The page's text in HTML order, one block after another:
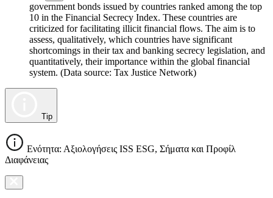
government bonds issued by countries ranked among the top
10 in the Financial Secrecy Index. These countries are
criticized for facilitating illicit financial flows. The aim is to
assess, qualitatively, which countries have significant
shortcomings in their tax and banking secrecy legislation, and
quantitatively, their importance within the global financial
system. (Data source: Tax Justice Network)
Tip
Ενότητα: Αξιολογήσεις ISS ESG, Σήματα και Προφίλ
Διαφάνειας